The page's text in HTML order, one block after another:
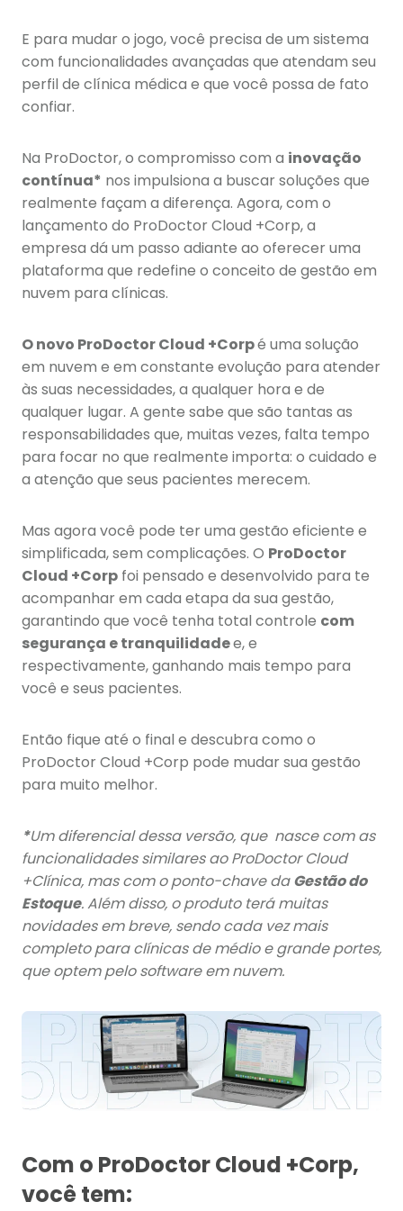
E para mudar o jogo, você precisa de um sistema
com funcionalidades avançadas que atendam seu
perfil de clínica médica e que você possa de fato
confiar.
Na ProDoctor, o compromisso com a inovação
contínua* nos impulsiona a buscar soluções que
realmente façam a diferença. Agora, com o
lançamento do ProDoctor Cloud +Corp, a
empresa dá um passo adiante ao oferecer uma
plataforma que redefine o conceito de gestão em
nuvem para clínicas.
O novo ProDoctor Cloud +Corpé uma solução
em nuvem e em constante evolução para atender
às suas necessidades, a qualquer hora e de
qualquer lugar. A gente sabe que são tantas as
responsabilidades que, muitas vezes, falta tempo
para focar no que realmente importa: o cuidado e
a atenção que seus pacientes merecem.
Mas agora você pode ter uma gestão eficiente e
simplificada, sem complicações. O ProDoctor
Cloud +Corp foi pensado e desenvolvido para te
acompanhar em cada etapa da sua gestão,
garantindo que você tenha total controle com
segurança e tranquilidadee, e
respectivamente, ganhando mais tempo para
você e seus pacientes.
Então fique até o final e descubra como o
ProDoctor Cloud +Corp pode mudar sua gestão
para muito melhor.
*Um diferencial dessa versão, que nasce com as
funcionalidades similares ao ProDoctor Cloud
+Clínica, mas com o ponto-chave daGestão do
Estoque. Além disso, o produto terá muitas
novidades em breve, sendo cada vez mais
completo para clínicas de médio e grande portes,
que optem pelo software em nuvem.
Com o ProDoctor Cloud +Corp,
você tem: